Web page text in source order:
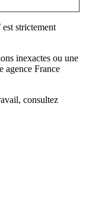
strictement
inexactes ou une
agence France
, consultez